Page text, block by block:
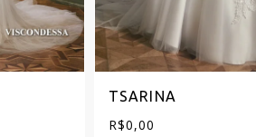
TSARINA
R$0,00